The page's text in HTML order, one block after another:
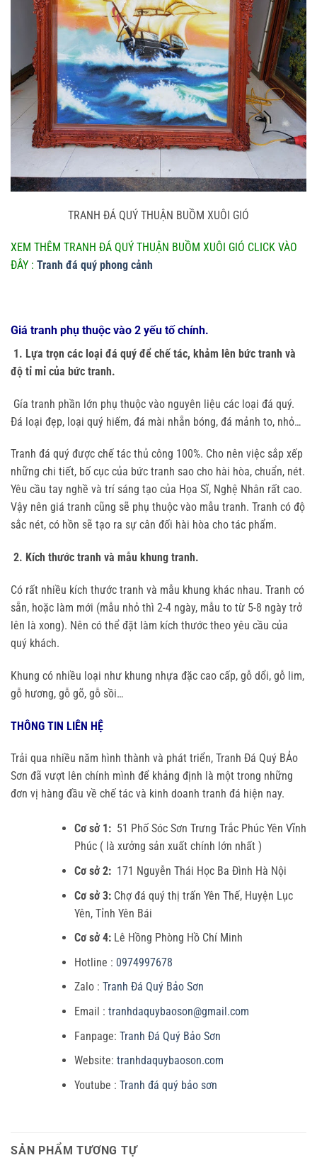
TRANH ĐÁ QUÝ THUẬN BUỒM XUÔI GIÓ
XEM THÊM TRANH ĐÁ QUÝ THUẬN BUỒM XUÔI GIÓ CLICK VÀO
ĐÂY : Tranh đá quý phong cảnh
Giá tranh phụ thuộc vào 2 yếu tố chính.
1. Lựa trọn các loại đá quý để chế tác, khảm lên bức tranh và
độ tỉ mỉ của bức tranh.
Gía tranh phần lớn phụ thuộc vào nguyên liệu các loại đá quý.
Đá loại đẹp, loại quý hiếm, đá mài nhẵn bóng, đá mảnh to, nhỏ…
Tranh đá quý được chế tác thủ công 100%. Cho nên việc sắp xếp
những chi tiết, bố cục của bức tranh sao cho hài hòa, chuẩn, nét.
Yêu cầu tay nghề và trí sáng tạo của Họa Sĩ, Nghệ Nhân rất cao.
Vậy nên giá tranh cũng sẽ phụ thuộc vào mẫu tranh. Tranh có độ
sắc nét, có hồn sẽ tạo ra sự cân đối hài hòa cho tác phẩm.
2. Kích thước tranh và mẫu khung tranh.
Có rất nhiều kích thước tranh và mẫu khung khác nhau. Tranh có
sẵn, hoặc làm mới (mẫu nhỏ thì 2-4 ngày, mẫu to từ 5-8 ngày trở
lên là xong). Nên có thể đặt làm kích thước theo yêu cầu của
quý khách.
Khung có nhiều loại như khung nhựa đặc cao cấp, gỗ dổi, gỗ lim,
gỗ hương, gỗ gõ, gỗ sồi…
THÔNG TIN LIÊN HỆ
Trải qua nhiều năm hình thành và phát triển, Tranh Đá Quý BẢo
Sơn đã vượt lên chính mình để khảng định là một trong những
đơn vị hàng đầu về chế tác và kinh doanh tranh đá hiện nay.
Cơ sở 1:51 Phố Sóc Sơn Trưng Trắc Phúc Yên Vĩnh
Phúc ( là xưởng sản xuất chính lớn nhất )
Cơ sở 2:171 Nguyễn Thái Học Ba Đình Hà Nội
Cơ sở 3:Chợ đá quý thị trấn Yên Thế, Huyện Lục
Yên, Tỉnh Yên Bái
Cơ sở 4:Lê Hồng Phòng Hồ Chí Minh
Hotline : 0974997678
Zalo : Tranh Đá Quý Bảo Sơn
Email : tranhdaquybaoson@gmail.com
Fanpage: Tranh Đá Quý Bảo Sơn
Website: tranhdaquybaoson.com
Youtube : Tranh đá quý bảo sơn
SẢN PHẨM TƯƠNG TỰ